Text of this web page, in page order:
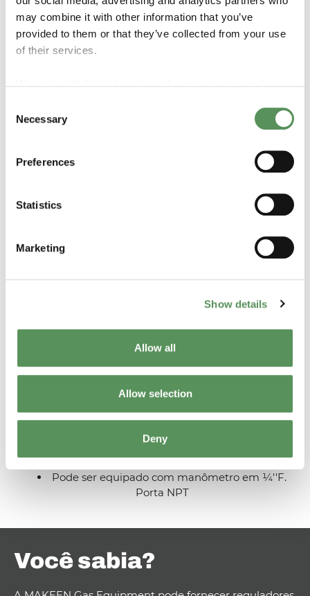
may combine it with other information that you’ve
provided to them or that they’ve collected from your use
of their services.
Selection
Necessary
Preferences
Statistics
Marketing
Show details
Allow all
Allow selection
Deny
Specifications
Pressure range:
0.21 to 8.6 bar (3 to 125 psi)
AA1580V series, 64 series and 627 series
Materials and specifications are subject to
help you find the correct fit for your application.
Característicos
devido ao bocal grande e ao fluxo direto
Vibração reduzida do O-ring de amortecimento
Adequado para serviços com líquidos e vapor
Pode ser equipado com manômetro em ¼''F.
Porta NPT
Você sabia?